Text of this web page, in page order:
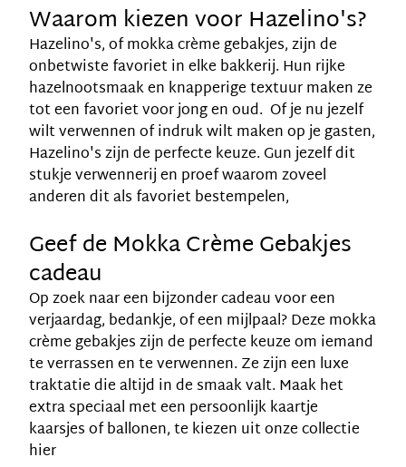
Waarom kiezen voor Hazelino's?
Hazelino's, of mokka crème gebakjes, zijn de
onbetwiste favoriet in elke bakkerij. Hun rijke
hazelnootsmaak en knapperige textuur maken ze
tot een favoriet voor jong en oud. Of je nu jezelf
wilt verwennen of indruk wilt maken op je gasten,
Hazelino's zijn de perfecte keuze. Gun jezelf dit
stukje verwennerij en proef waarom zoveel
anderen dit als favoriet bestempelen,
Geef de Mokka Crème Gebakjes
cadeau
Op zoek naar een bijzonder cadeau voor een
verjaardag, bedankje, of een mijlpaal? Deze mokka
crème gebakjes zijn de perfecte keuze om iemand
te verrassen en te verwennen. Ze zijn een luxe
traktatie die altijd in de smaak valt. Maak het
extra speciaal met een persoonlijk kaartje
kaarsjes of ballonen, te kiezen uit onze collectie
hier